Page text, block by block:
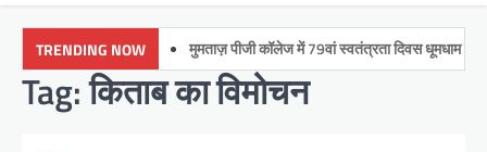
TRENDING NOW मुमताज़ पीजी कॉलेज में 79वां स्वतंत्रता दिवस धूमधाम से मनाया
Tag:किताब का विमोचन